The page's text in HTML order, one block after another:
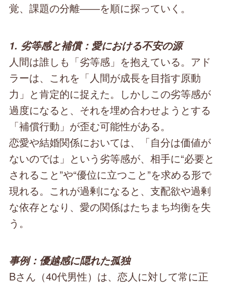
覚、課題の分離――を順に探っていく。
1. 劣等感と補償：愛における不安の源
人間は誰しも「劣等感」を抱えている。アド
ラーは、これを「人間が成長を目指す原動
力」と肯定的に捉えた。しかしこの劣等感が
過度になると、それを埋め合わせようとする
「補償行動」が歪む可能性がある。
恋愛や結婚関係においては、「自分は価値が
ないのでは」という劣等感が、相手に“必要と
されること”や“優位に立つこと”を求める形で
現れる。これが過剰になると、支配欲や過剰
な依存となり、愛の関係はたちまち均衡を失
う。
事例：優越感に隠れた孤独
Bさん（40代男性）は、恋人に対して常に正